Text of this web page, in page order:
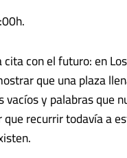
con el futuro: en
que una plaza
y palabras que
recurrir todavía a